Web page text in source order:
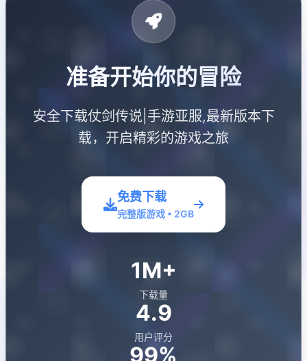
准备开始你的冒险
安全下载仗剑传说|手游亚服,最新版本下
载，开启精彩的游戏之旅
免费下载
完整版游戏 • 2GB
1M+
下载量
4.9
用户评分
99%